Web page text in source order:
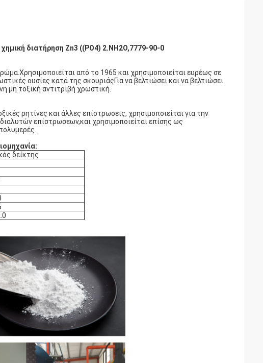
διατήρηση Zn3 ((PO4) 2.NH2O,7779-90-0
από το 1965 και χρησιμοποιείται ευρέως σε
ουσίες κατά της σκουριάςΓια να βελτιώσει και να βελτιώσει
μη τοξική αντιτριβή χρωστική.
ρητίνες και άλλες επίστρωσεις, χρησιμοποιείται για την
επίστρωσεων,και χρησιμοποιείται επίσης ως
δείκτης